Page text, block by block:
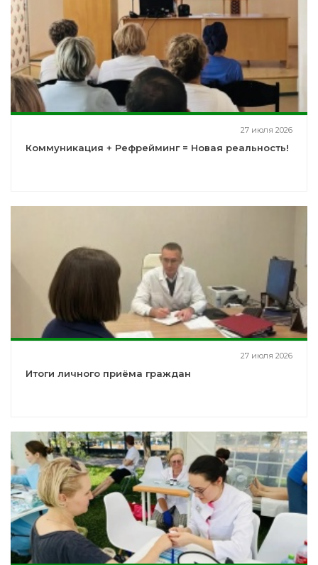
27 июля 2026
Коммуникация + Рефрейминг = Новая реальность!
27 июля 2026
Итоги личного приёма граждан